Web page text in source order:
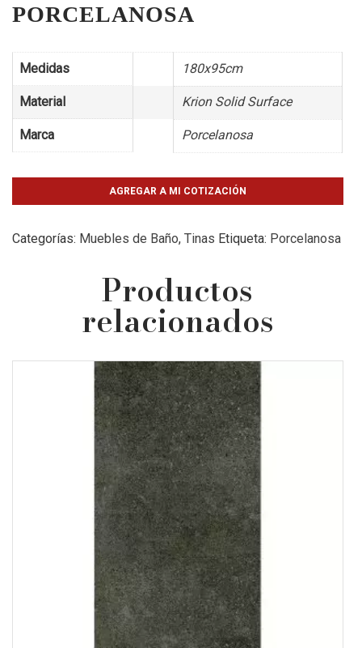
PORCELANOSA
Medidas 180x95cm
Material Krion Solid Surface
Marca Porcelanosa
AGREGAR A MI COTIZACIÓN
Categorías: Muebles de Baño, Tinas Etiqueta: Porcelanosa
Productos
relacionados